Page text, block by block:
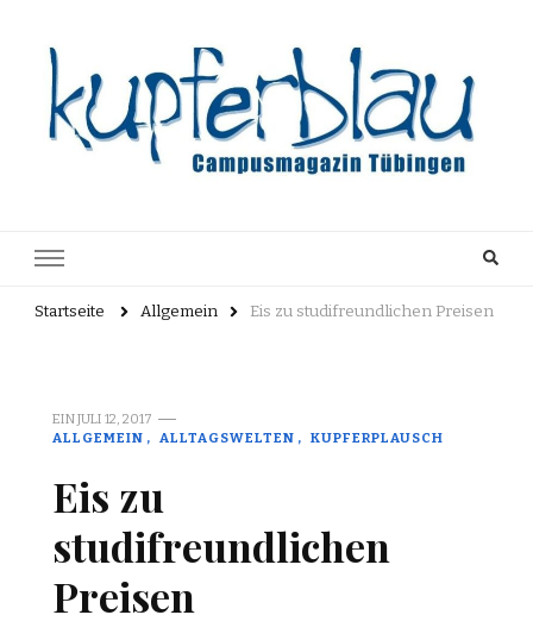
Archiv
Startseite Allgemein Eis zu studifreundlichen Preisen
EINJULI 12, 2017
ALLGEMEIN
ALLTAGSWELTEN KUPFERPLAUSCH
Eis zu
studifreundlichen
Preisen